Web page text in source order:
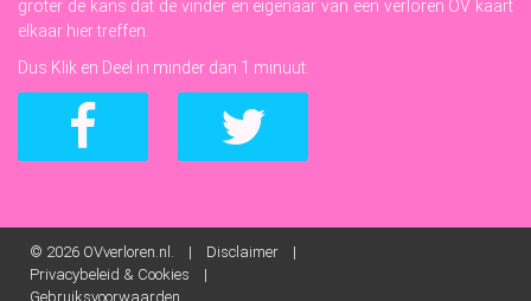
groter de kans dat de vinder en eigenaar van een verloren OV kaart
elkaar hier treffen.
Dus Klik en Deel in minder dan 1 minuut.
© 2026 OVverloren.nl. | Disclaimer |
Privacybeleid & Cookies |
Gebruiksvoorwaarden